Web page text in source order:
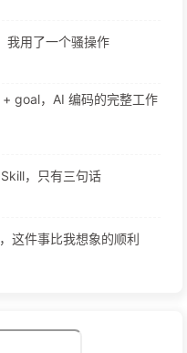
我用了一个骚操作
goal，AI 编码的完整工作
，只有三句话
这件事比我想象的顺利